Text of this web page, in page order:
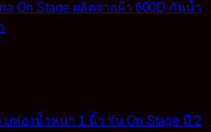
฿.
บุฟองน้ำหนา 1 นิ้ว รุ่น On Stage มี 2